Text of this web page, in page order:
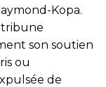
Kopa.
tribune
son soutien
ou
de